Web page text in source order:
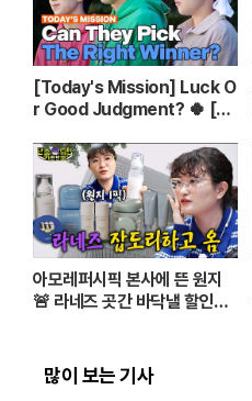
[Today's Mission] Luck O
r Good Judgment? 🍀 [T
182] | KBS WORLD TV
아모레퍼시픽 본사에 뜬 원지
🚨 라네즈 곳간 바닥낼 할인율
많이 보는 기사